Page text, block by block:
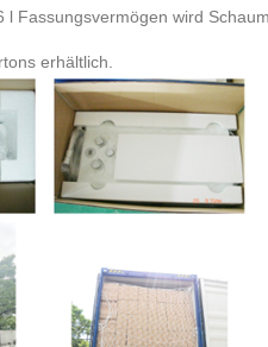
Fassungsvermögen wird
erhältlich.